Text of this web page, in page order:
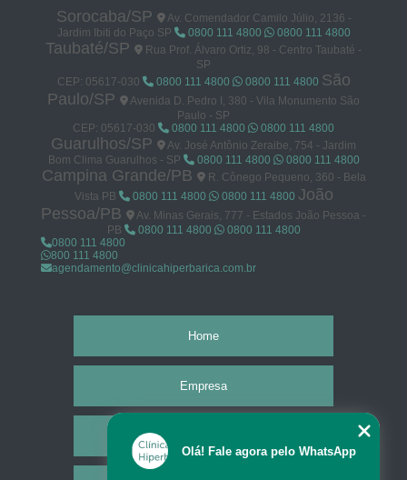
Sorocaba/SP
Av. Comendador Camilo Júlio, 2136 -
Jardim Ibiti do Paço SP
0800 111 4800 0800 111 4800
Taubaté/SP
Rua Prof. Álvaro Ortiz, 98 - Centro Taubaté -
SP
CEP: 05617-030
0800 111 4800 0800 111 4800 São
Paulo/SP
Avenida D. Pedro I, 380 - Vila Monumento São
Paulo - SP
CEP: 05617-030
0800 111 4800 0800 111 4800
Guarulhos/SP
Av. José Antônio Zeraibe, 754 - Jardim
Bom Clima Guarulhos - SP
0800 111 4800 0800 111 4800
Campina Grande/PB
R. Cônego Pequeno, 360 - Bela
Vista PB
0800 111 4800 0800 111 4800 João
Pessoa/PB
Av. Minas Gerais, 777 - Estados João Pessoa -
PB
0800 111 4800
0800 111 4800
0800 111 4800
800 111 4800
agendamento@clinicahiperbarica.com.br
Home
Empresa
Olá! Fale agora pelo WhatsApp